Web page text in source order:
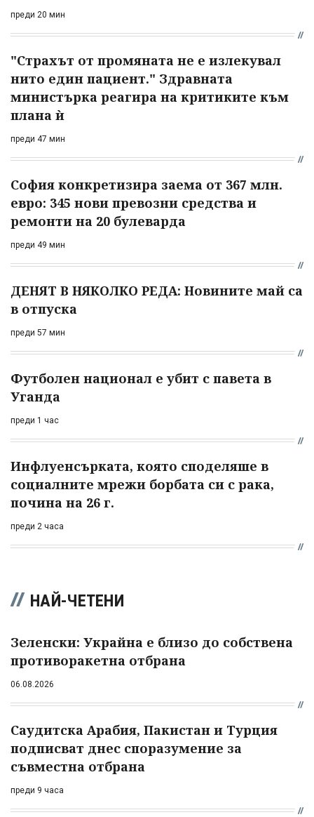
преди 20 мин
"Страхът от промяната не е излекувал
нито един пациент." Здравната
министърка реагира на критиките към
плана ѝ
преди 47 мин
София конкретизира заема от 367 млн.
евро: 345 нови превозни средства и
ремонти на 20 булеварда
преди 49 мин
ДЕНЯТ В НЯКОЛКО РЕДА: Новините май са
в отпуска
преди 57 мин
Футболен национал е убит с павета в
Уганда
преди 1 час
Инфлуенсърката, която споделяше в
социалните мрежи борбата си с рака,
почина на 26 г.
преди 2 часа
НАЙ-ЧЕТЕНИ
Зеленски: Украйна е близо до собствена
противоракетна отбрана
06.08.2026
Саудитска Арабия, Пакистан и Турция
подписват днес споразумение за
съвместна отбрана
преди 9 часа